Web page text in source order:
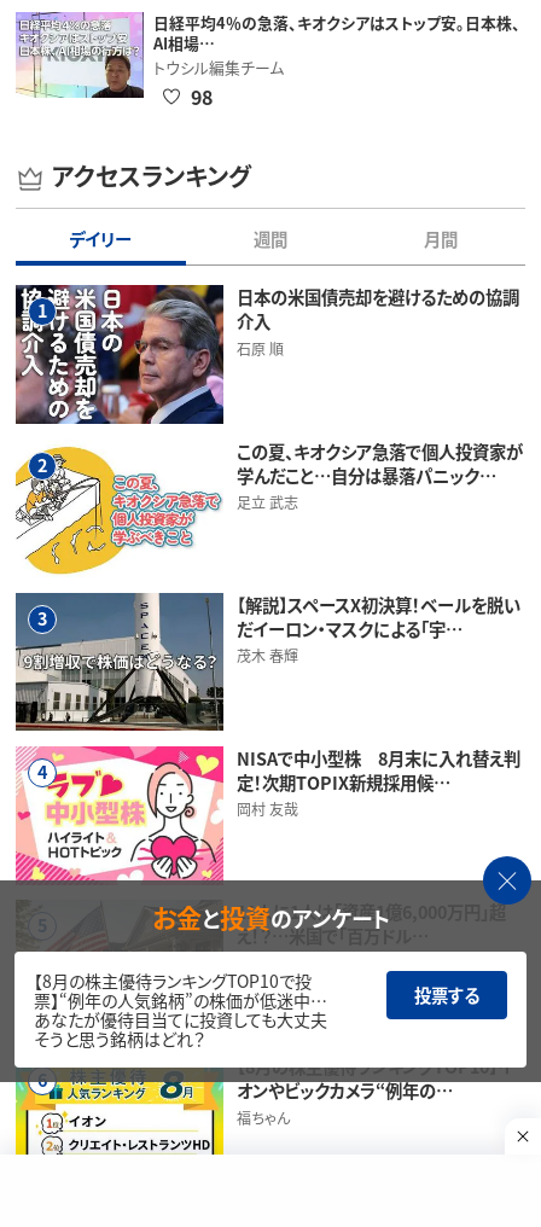
日経平均4％の急落、キオクシアはストップ安。日本株、
AI相場…
トウシル編集チーム
98
アクセスランキング
デイリー 週間 月間
1
日本の米国債売却を避けるための協調
介入
石原 順
2
この夏、キオクシア急落で個人投資家が
学んだこと…自分は暴落パニック…
足立 武志
3
【解説】スペースX初決算！ベールを脱い
だイーロン・マスクによる「宇…
茂木 春輝
4
NISAで中小型株 8月末に入れ替え判
定！次期TOPIX新規採用候…
岡村 友哉
5
11人に1人は「資産1億6,000万円」超
え！？…米国で「百万ドル…
6
【8月の株主優待ランキングTOP10】イ
オンやビックカメラ“例年の…
福ちゃん
お金と投資のアンケート
【8月の株主優待ランキングTOP10で投
票】“例年の人気銘柄”の株価が低迷中…
あなたが優待目当てに投資しても大丈夫
そうと思う銘柄はどれ？
投票する